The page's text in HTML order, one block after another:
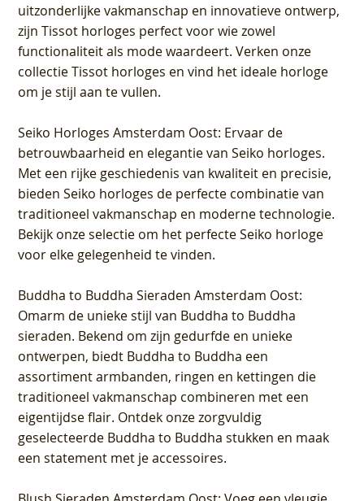
uitzonderlijke vakmanschap en innovatieve ontwerp,
zijn Tissot horloges perfect voor wie zowel
functionaliteit als mode waardeert. Verken onze
collectie Tissot horloges en vind het ideale horloge
om je stijl aan te vullen.
Seiko Horloges Amsterdam Oost: Ervaar de
betrouwbaarheid en elegantie van Seiko horloges.
Met een rijke geschiedenis van kwaliteit en precisie,
bieden Seiko horloges de perfecte combinatie van
traditioneel vakmanschap en moderne technologie.
Bekijk onze selectie om het perfecte Seiko horloge
voor elke gelegenheid te vinden.
Buddha to Buddha Sieraden Amsterdam Oost:
Omarm de unieke stijl van Buddha to Buddha
sieraden. Bekend om zijn gedurfde en unieke
ontwerpen, biedt Buddha to Buddha een
assortiment armbanden, ringen en kettingen die
traditioneel vakmanschap combineren met een
eigentijdse flair. Ontdek onze zorgvuldig
geselecteerde Buddha to Buddha stukken en maak
een statement met je accessoires.